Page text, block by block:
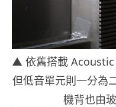
▲ 依舊搭載 Acoustic
但低音單元則一分為
機背也由